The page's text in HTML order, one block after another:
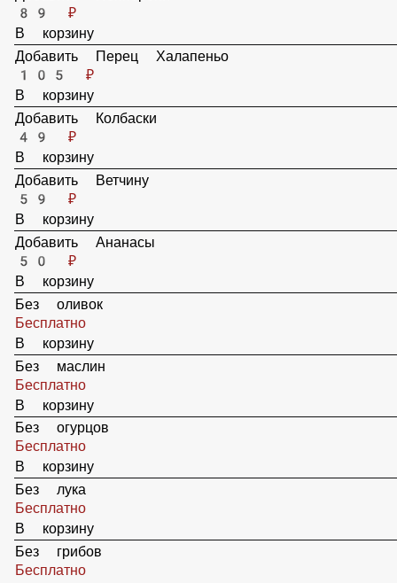
Соус для бортиков барбекю
40 ₽
В корзину
Добавить Пепперони
89 ₽
В корзину
Добавить Перец Халапеньо
105 ₽
В корзину
Добавить Колбаски
49 ₽
В корзину
Добавить Ветчину
59 ₽
В корзину
Добавить Ананасы
50 ₽
В корзину
Без оливок
Бесплатно
В корзину
Без маслин